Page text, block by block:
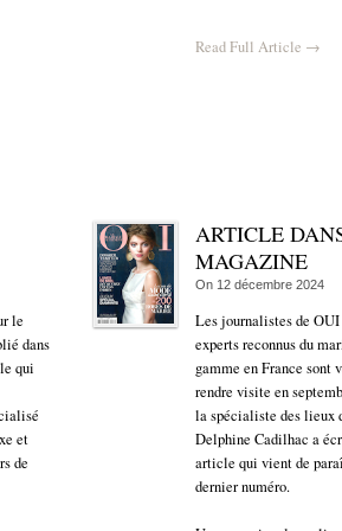
Read Full Article →
le
dans
qui
et
de
ARTICLE
MAGAZINE
On 12 décembre 2024
Les journalistes de
experts reconnus du
gamme en France sont
rendre visite en
la spécialiste des lieux
Delphine Cadilhac a
article qui vient de
dernier numéro.